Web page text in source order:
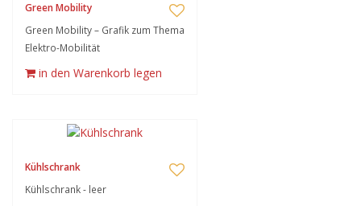
Green Mobility
Green Mobility – Grafik zum Thema
Elektro-Mobilität
in den Warenkorb legen
Kühlschrank
Kühlschrank - leer